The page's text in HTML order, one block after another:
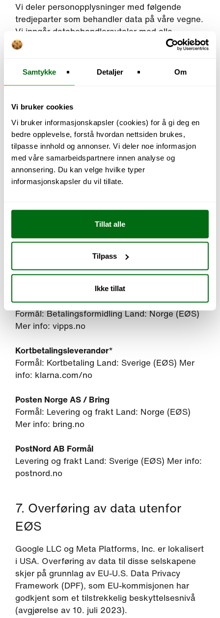
Samtykke Detaljer Om
Vi bruker cookies
Vi bruker informasjonskapsler (cookies) for å gi deg en
bedre opplevelse, forstå hvordan nettsiden brukes,
tilpasse innhold og annonser. Vi deler noe informasjon
med våre samarbeidspartnere innen analyse og
annonsering. Du kan velge hvilke typer
informasjonskapsler du vil tillate.
Tillat alle
Tilpass
Ikke tillat
Vi deler personopplysninger med følgende
tredjeparter som behandler data på våre vegne.
Vi inngår databehandleravtaler med alle
leverandører. Vi selger aldri dine
Google LLC (Google Analytics 4)
USA Mer info:policies.google.com/privacy
Meta Platforms, Inc. (Meta Pixel)
Formål: Annonsemålretting og
konverteringssporing Land: USA Mer info:
facebook.com/privacy/policy
Klarna AB
Formål: Betalingsformidling (faktura,
delbetaling) Land: Sverige (EØS) Mer info:
klarna.com/no
Vipps MobilePay AS
Formål: Betalingsformidling Land: Norge (EØS)
Mer info: vipps.no
Kortbetalingsleverandør*
Formål: Kortbetaling Land: Sverige (EØS) Mer
info: klarna.com/no
Posten Norge AS / Bring
Formål: Levering og frakt Land: Norge (EØS)
Mer info: bring.no
PostNord AB Formål
Levering og frakt Land: Sverige (EØS) Mer info:
postnord.no
7. Overføring av data utenfor
EØS
Google LLC og Meta Platforms, Inc. er lokalisert
i USA. Overføring av data til disse selskapene
skjer på grunnlag av EU-U.S. Data Privacy
Framework (DPF), som EU-kommisjonen har
godkjent som et tilstrekkelig beskyttelsesnivå
(avgjørelse av 10. juli 2023).